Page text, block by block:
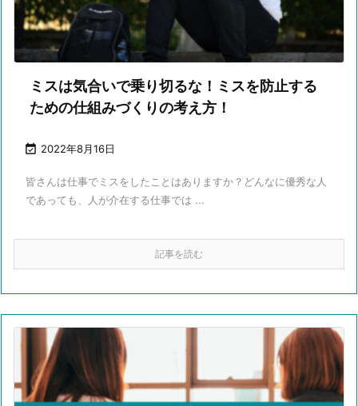
ミスは気合いで乗り切るな！ミスを防止する
ための仕組みづくりの考え方！
 2022年8月16日
皆さんは仕事でミスをしたことはありますか？どんなに優秀な人
であっても、人が介在する仕事では ...
記事を読む